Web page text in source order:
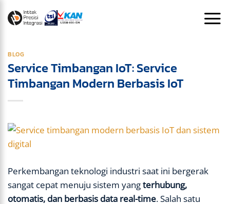
BLOG
Service Timbangan IoT: Service
Timbangan Modern Berbasis IoT
Perkembangan teknologi industri saat ini bergerak
sangat cepat menuju sistem yangterhubung,
otomatis, dan berbasis data real-time. Salah satu